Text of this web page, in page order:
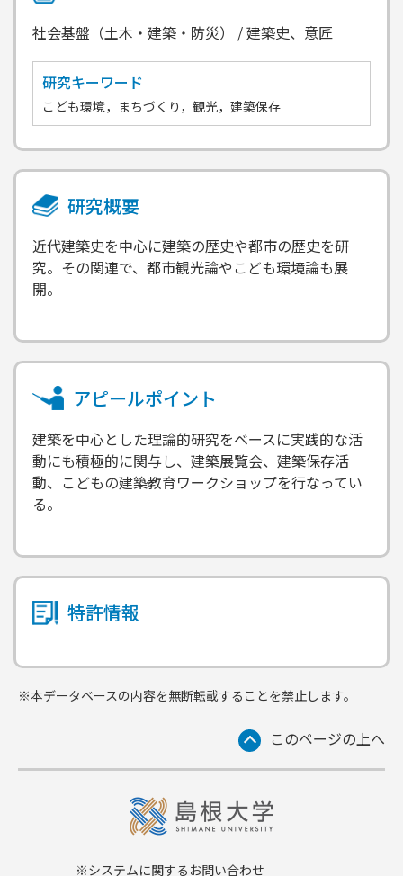
社会基盤（土木・建築・防災） / 建築史、意匠
研究キーワード
こども環境，まちづくり，観光，建築保存
研究概要
近代建築史を中心に建築の歴史や都市の歴史を研
究。その関連で、都市観光論やこども環境論も展
開。
アピールポイント
建築を中心とした理論的研究をベースに実践的な活
動にも積極的に関与し、建築展覧会、建築保存活
動、こどもの建築教育ワークショップを行なってい
る。
特許情報
※本データベースの内容を無断転載することを禁止します。
このページの上へ
※システムに関するお問い合わせ